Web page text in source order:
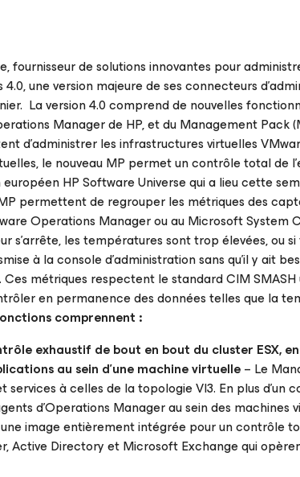
fournisseur de solutions innovantes pour
une version majeure de ses connecteurs
La version 4.0 comprend de nouvelles
Manager de HP, et du Management Pack
d’administrer les infrastructures virtuelles
le nouveau MP permet un contrôle total de
HP Software Universe qui a lieu cette
permettent de regrouper les métriques des
Operations Manager ou au Microsoft System
s’arrête, les températures sont trop élevées, ou
à la console d’administration sans qu’il y ait
métriques respectent le standard CIM
en permanence des données telles que la
comprennent :
exhaustif de bout en bout du cluster ESX,
au sein d’une machine virtuelle– Le
à celles de la topologie VI3. En plus d’un
d’Operations Manager au sein des machines
image entièrement intégrée pour un contrôle
Active Directory et Microsoft Exchange qui